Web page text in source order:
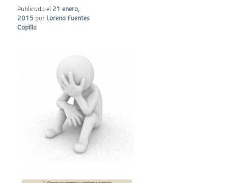
Publicado el 21 enero,
2015 por Lorena Fuentes
Capilla